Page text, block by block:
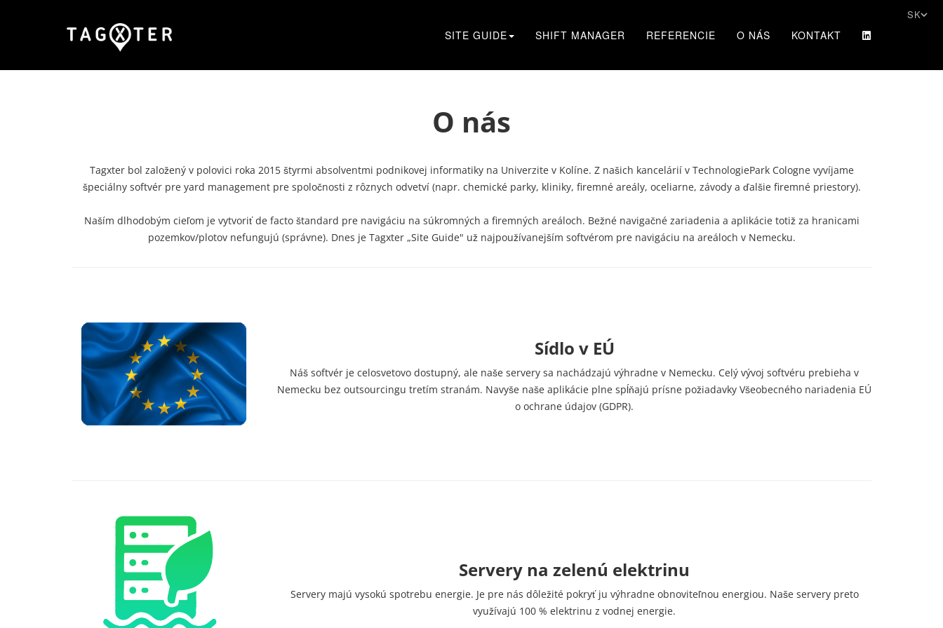
SITE GUIDE SHIFT MANAGER REFERENCIE O NÁS KONTAKT
SK
O nás
Tagxter bol založený v polovici roka 2015 štyrmi absolventmi podnikovej informatiky na Univerzite v Kolíne. Z našich kancelárií v TechnologiePark Cologne vyvíjame
špeciálny softvér pre yard management pre spoločnosti z rôznych odvetví (napr. chemické parky, kliniky, firemné areály, oceliarne, závody a ďalšie firemné priestory).
Naším dlhodobým cieľom je vytvoriť de facto štandard pre navigáciu na súkromných a firemných areáloch. Bežné navigačné zariadenia a aplikácie totiž za hranicami
pozemkov/plotov nefungujú (správne). Dnes je Tagxter „Site Guide" už najpoužívanejším softvérom pre navigáciu na areáloch v Nemecku.
Sídlo v EÚ
Náš softvér je celosvetovo dostupný, ale naše servery sa nachádzajú výhradne v Nemecku. Celý vývoj softvéru prebieha v
Nemecku bez outsourcingu tretím stranám. Navyše naše aplikácie plne spĺňajú prísne požiadavky Všeobecného nariadenia EÚ
o ochrane údajov (GDPR).
Servery na zelenú elektrinu
Servery majú vysokú spotrebu energie. Je pre nás dôležité pokryť ju výhradne obnoviteľnou energiou. Naše servery preto
využívajú 100 % elektrinu z vodnej energie.